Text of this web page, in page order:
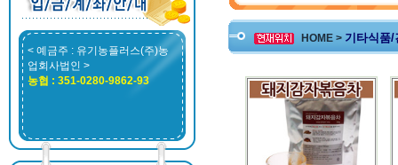
< 예금주 : 유기농플러스(주)농
업회사법인 >
농협 : 351-0280-9862-93
HOME > 기타식품